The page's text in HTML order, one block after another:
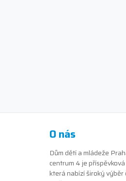
O nás
Dům dětí a mládeže
centrum 4 je
která nabízí široký výběr